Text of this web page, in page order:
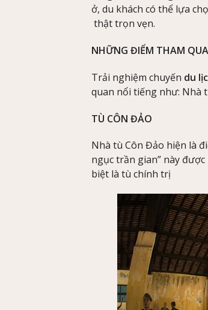
ở, du khách có thể lựa
thật trọn vẹn.
NHỮNG ĐIỂM THAM
Trải nghiệm chuyến du
quan nổi tiếng như: Nhà
TÙ CÔN ĐẢO
Nhà tù Côn Đảo hiện là
ngục trần gian” này
biệt là tù chính trị